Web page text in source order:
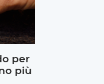
per
più